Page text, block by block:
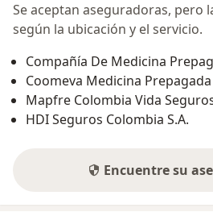
Se aceptan aseguradoras, pero
según la ubicación y el servicio.
Compañía De Medicina
Coomeva Medicina Prepagada
Mapfre Colombia Vida
HDI Seguros Colombia S.A.
Encuentre su